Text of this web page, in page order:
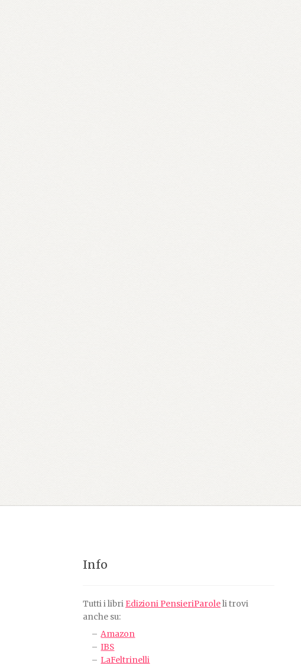
Info
Tutti i libri Edizioni PensieriParoleli trovi
anche su:
Amazon
IBS
LaFeltrinelli